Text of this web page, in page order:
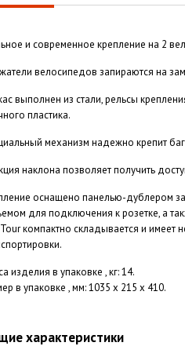
и современное крепление на 2
велосипедов запираются на
выполнен из стали, рельсы
пластика.
механизм надежно крепит
наклона позволяет получить
оснащено панелью-дублером
для подключения к розетке, а
компактно складывается и имеет
изделия в упаковке , кг: 14.
в упаковке , мм: 1035 х 215 х 410.
характеристики